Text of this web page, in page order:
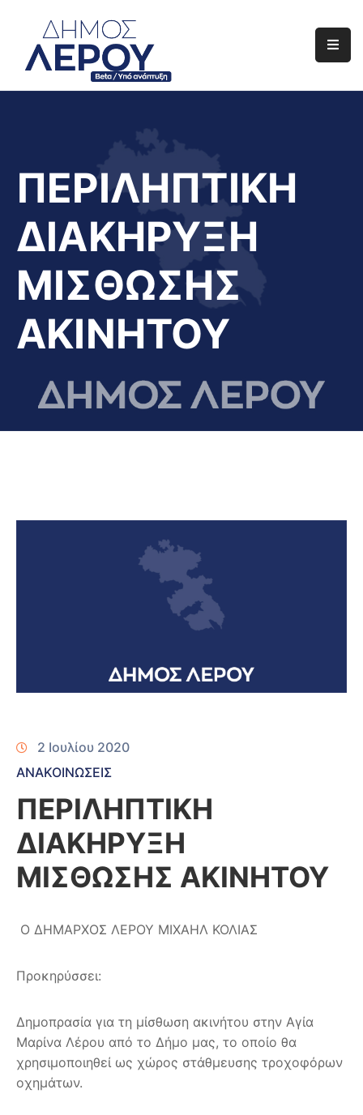
Αρχική
Διαφάνεια
Το
Νησί
Μας
ΠΕΡΙΛΗΠΤΙΚΗ
ΔΙΑΚΗΡΥΞΗ
ΜΙΣΘΩΣΗΣ
ΑΚΙΝΗΤΟΥ
2 Ιουλίου 2020
ΑΝΑΚΟΙΝΩΣΕΙΣ
ΠΕΡΙΛΗΠΤΙΚΗ
ΔΙΑΚΗΡΥΞΗ
ΜΙΣΘΩΣΗΣ ΑΚΙΝΗΤΟΥ
Ο ΔΗΜΑΡΧΟΣ ΛΕΡΟΥ ΜΙΧΑΗΛ ΚΟΛΙΑΣ
Προκηρύσσει:
Δημοπρασία για τη μίσθωση ακινήτου στην Αγία
Μαρίνα Λέρου από το Δήμο μας, το οποίο θα
χρησιμοποιηθεί ως χώρος στάθμευσης τροχοφόρων
οχημάτων.